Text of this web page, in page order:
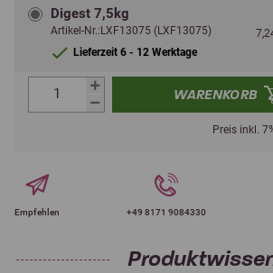
Digest 7,5kg
Artikel-Nr.:LXF13075 (LXF13075)
Lieferzeit 6 - 12 Werktage
WARENKORB
Preis inkl.
Empfehlen +49 8171 9084330